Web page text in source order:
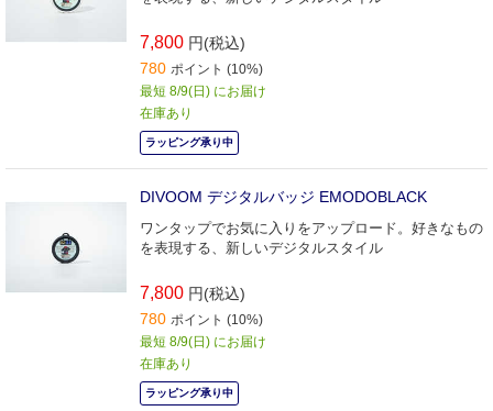
7,800 円(税込)
780 ポイント (10%)
最短 8/9(日) にお届け
在庫あり
ラッピング承り中
DIVOOM デジタルバッジ EMODOBLACK
ワンタップでお気に入りをアップロード。好きなもの
を表現する、新しいデジタルスタイル
7,800 円(税込)
780 ポイント (10%)
最短 8/9(日) にお届け
在庫あり
ラッピング承り中